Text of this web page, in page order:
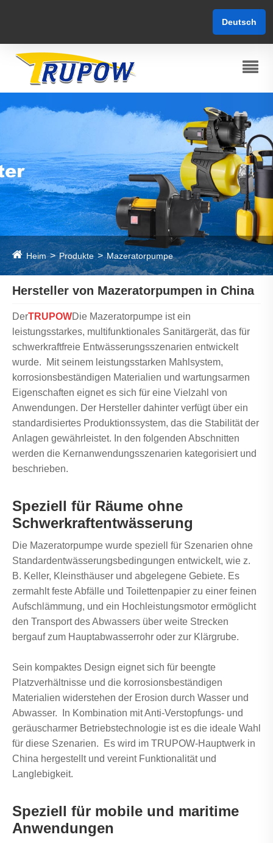
Deutsch
Heim Produkte Mazeratorpumpe
Hersteller von Mazeratorpumpen in China
DerTRUPOWDie Mazeratorpumpe ist ein
leistungsstarkes, multifunktionales Sanitärgerät, das für
schwerkraftfreie Entwässerungsszenarien entwickelt
wurde. Mit seinem leistungsstarken Mahlsystem,
korrosionsbeständigen Materialien und wartungsarmen
Eigenschaften eignet es sich für eine Vielzahl von
Anwendungen. Der Hersteller dahinter verfügt über ein
standardisiertes Produktionssystem, das die Stabilität der
Anlagen gewährleistet. In den folgenden Abschnitten
werden die Kernanwendungsszenarien kategorisiert und
beschrieben.
Speziell für Räume ohne
Schwerkraftentwässerung
Die Mazeratorpumpe wurde speziell für Szenarien ohne
Standardentwässerungsbedingungen entwickelt, wie z.
B. Keller, Kleinsthäuser und abgelegene Gebiete. Es
zermahlt feste Abfälle und Toilettenpapier zu einer feinen
Aufschlämmung, und ein Hochleistungsmotor ermöglicht
den Transport des Abwassers über weite Strecken
bergauf zum Hauptabwasserrohr oder zur Klärgrube.
Sein kompaktes Design eignet sich für beengte
Platzverhältnisse und die korrosionsbeständigen
Materialien widerstehen der Erosion durch Wasser und
Abwasser. In Kombination mit Anti-Verstopfungs- und
geräuscharmer Betriebstechnologie ist es die ideale Wahl
für diese Szenarien. Es wird im TRUPOW-Hauptwerk in
China hergestellt und vereint Funktionalität und
Langlebigkeit.
Speziell für mobile und maritime
Anwendungen